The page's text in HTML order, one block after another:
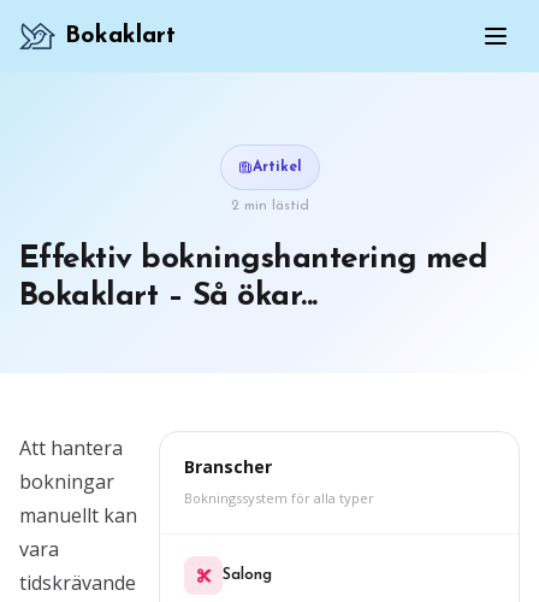
Bokaklart
Artikel
2 min lästid
Effektiv bokningshantering med
Bokaklart – Så ökar...
Att hantera
bokningar
manuellt kan
vara
tidskrävande
Branscher
Bokningssystem för alla typer
Salong